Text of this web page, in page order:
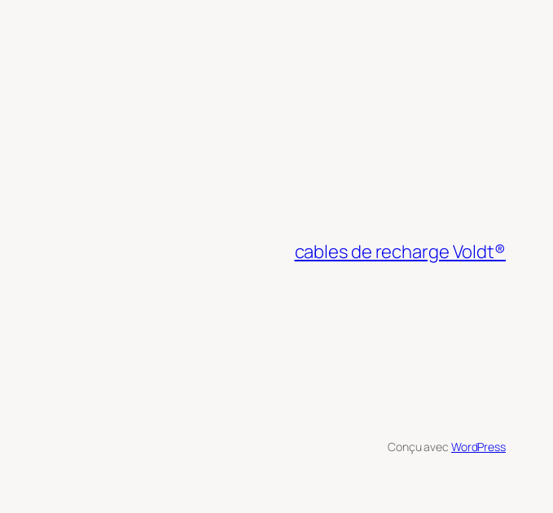
cables de recharge Voldt®
Conçu avec WordPress